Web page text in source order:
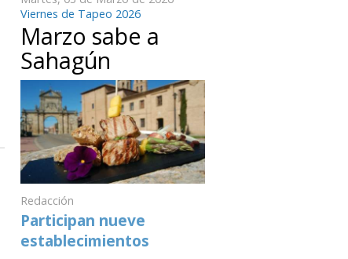
Viernes de Tapeo 2026
Marzo sabe a
Sahagún
Redacción
Participan nueve
establecimientos